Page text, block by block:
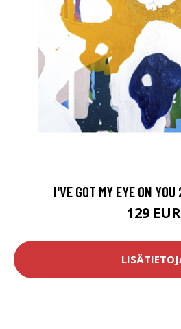
I'VE GOT MY EYE ON
129 EUR